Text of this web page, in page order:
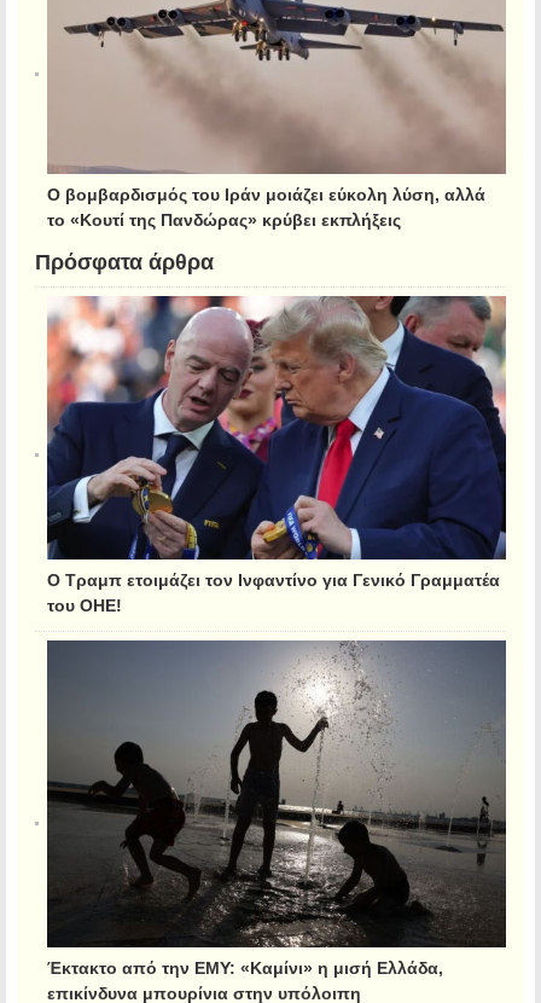
Ο βομβαρδισμός του Ιράν μοιάζει εύκολη λύση, αλλά
το «Κουτί της Πανδώρας» κρύβει εκπλήξεις
Πρόσφατα άρθρα
Ο Τραμπ ετοιμάζει τον Ινφαντίνο για Γενικό Γραμματέα
του ΟΗΕ!
Έκτακτο από την ΕΜΥ: «Καμίνι» η μισή Ελλάδα,
επικίνδυνα μπουρίνια στην υπόλοιπη